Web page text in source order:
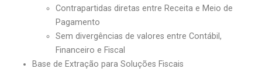
Contrapartidas diretas entre Receita e Meio de
Pagamento
Sem divergências de valores entre Contábil,
Financeiro e Fiscal
Base de Extração para Soluções Fiscais